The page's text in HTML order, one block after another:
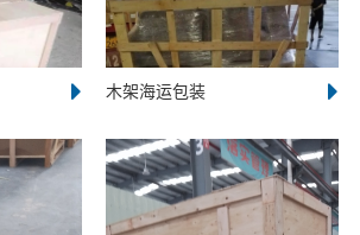
木架海运包装